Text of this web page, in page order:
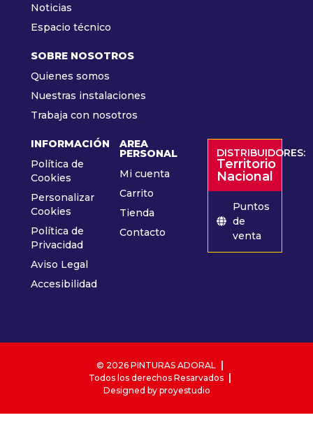
Noticias
Espacio técnico
SOBRE NOSOTROS
Quienes somos
Nuestras instalaciones
Trabaja con nosotros
INFORMACIÓN
Política de
Cookies
Personalizar
Cookies
Política de
Privacidad
Aviso Legal
Accesibilidad
AREA
PERSONAL
Mi cuenta
Carrito
Tienda
Contacto
DISTRIBUIDORES:
Territorio
Nacional
Puntos
de
venta
© 2026 PINTURAS ADORAL
Todos los derechos Resarvados
Designed by proyestudio